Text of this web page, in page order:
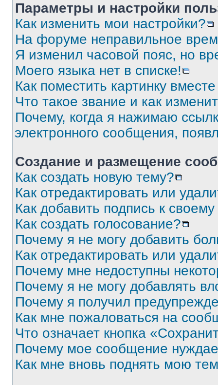
Параметры и настройки
Как изменить мои настройки?
На форуме неправильное
Я изменил часовой пояс, но
Моего языка нет в списке!
Как поместить картинку
Что такое звание и как
Почему, когда я нажимаю
электронного сообщения,
Создание и размещение
Как создать новую тему?
Как отредактировать или
Как добавить подпись к
Как создать голосование?
Почему я не могу добавить
Как отредактировать или
Почему мне недоступны
Почему я не могу добавлять
Почему я получил
Как мне пожаловаться на
Что означает кнопка
Почему мое сообщение
Как мне вновь поднять мою